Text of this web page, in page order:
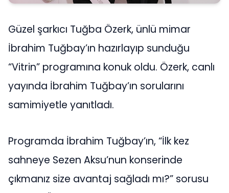
Güzel şarkıcı Tuğba Özerk, ünlü mimar
İbrahim Tuğbay’ın hazırlayıp sunduğu
“Vitrin” programına konuk oldu. Özerk, canlı
yayında İbrahim Tuğbay’ın sorularını
samimiyetle yanıtladı.
Programda İbrahim Tuğbay’ın, “İlk kez
sahneye Sezen Aksu’nun konserinde
çıkmanız size avantaj sağladı mı?” sorusu